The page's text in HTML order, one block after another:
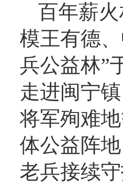
百年薪
模王有德
兵公益林”
走进闽宁
将军殉难
体公益阵
老兵接续